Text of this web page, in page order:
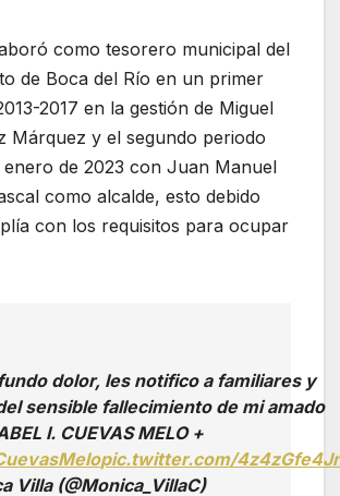
como tesorero municipal del
de Boca del Río en un primer
2017 en la gestión de Miguel
Márquez y el segundo periodo
enero de 2023 con Juan Manuel
como alcalde, esto debido
con los requisitos para ocupar
dolor, les notifico a familiares y
sensible fallecimiento de mi amado
I. CUEVAS MELO +
pic.twitter.com/
Villa (@Monica_VillaC)